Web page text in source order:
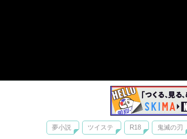
夢小説 ツイステ R18 鬼滅の刃